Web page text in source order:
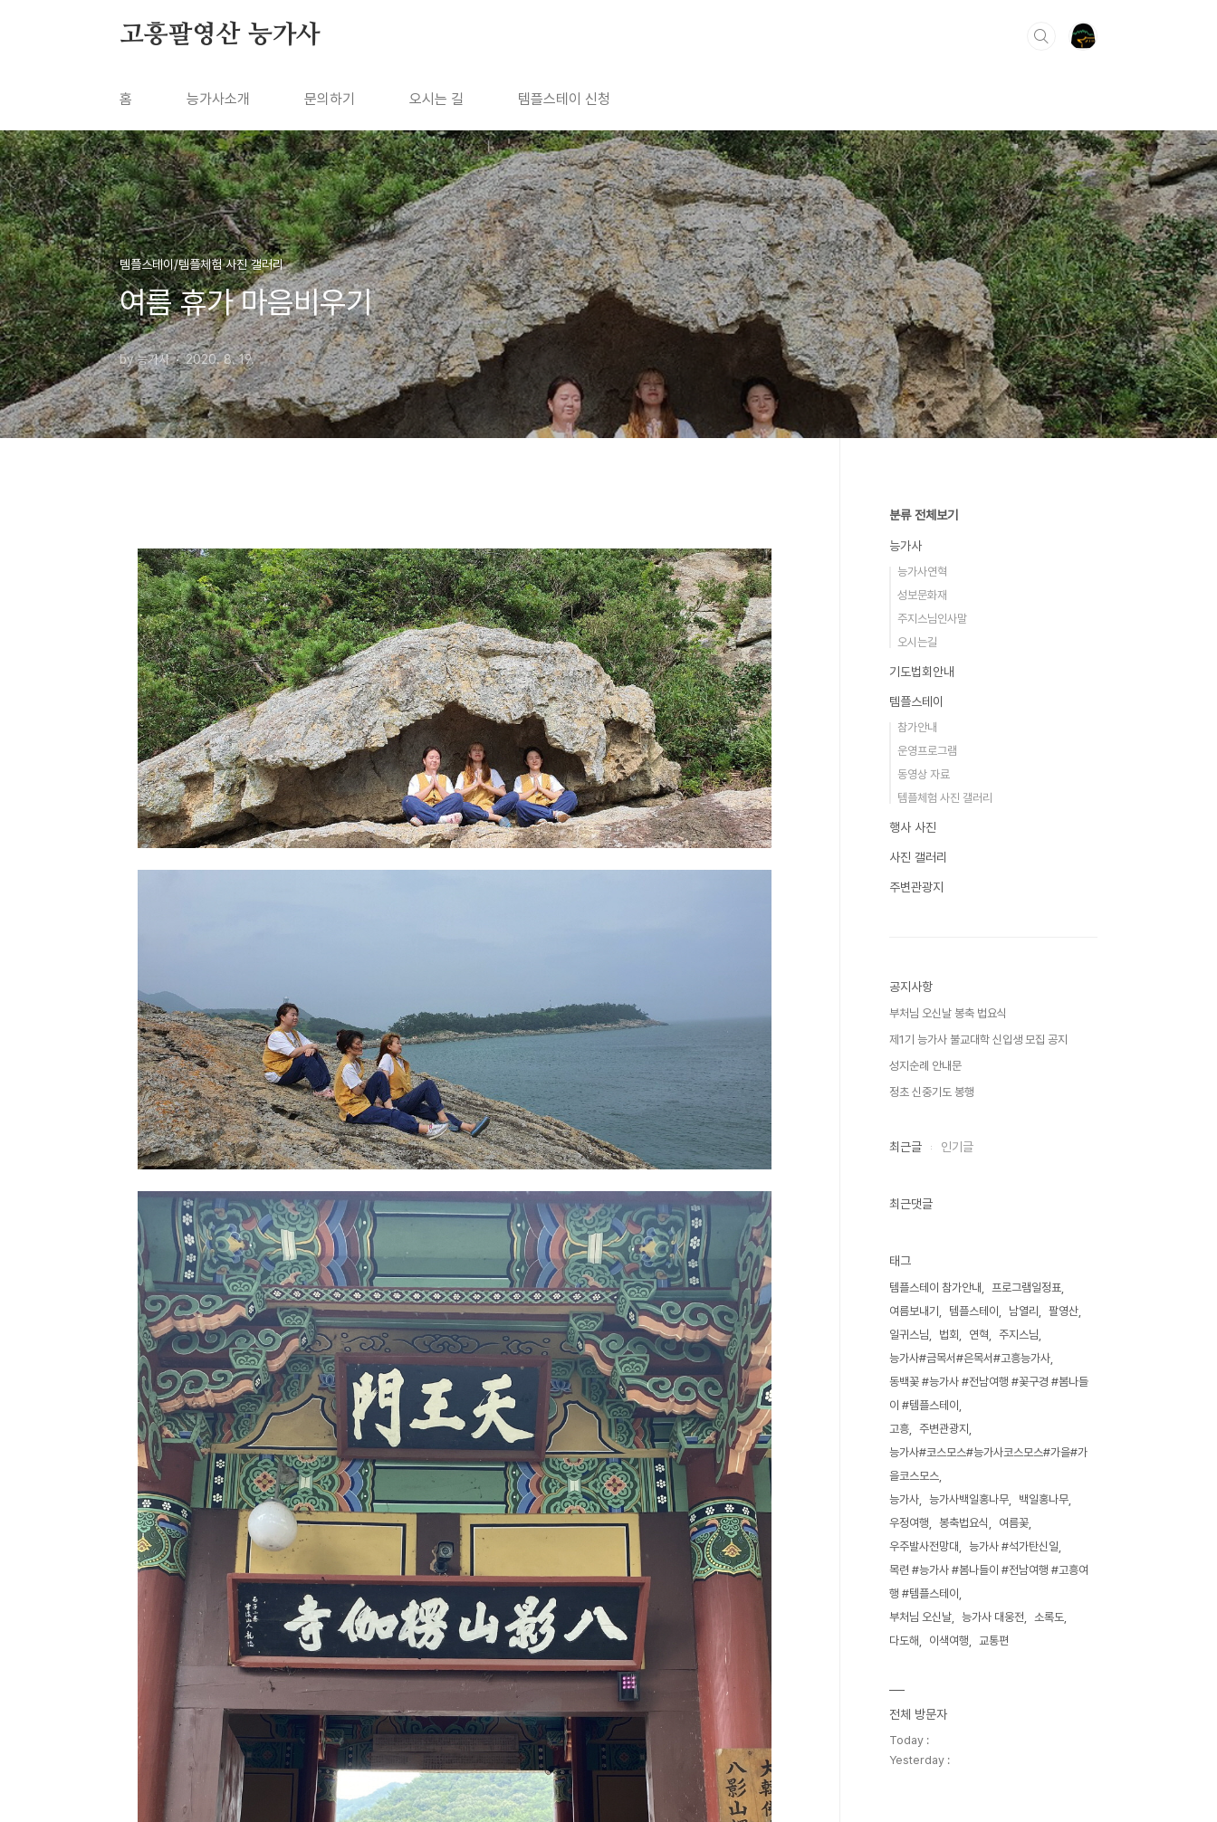
고흥팔영산 능가사
홈 능가사소개 문의하기 오시는 길 템플스테이 신청
템플스테이/템플체험 사진 갤러리
여름 휴가 마음비우기
by 능가사 2020. 8. 19.
분류 전체보기
능가사
능가사연혁
성보문화재
주지스님인사말
오시는길
기도법회안내
템플스테이
참가안내
운영프로그램
동영상 자료
템플체험 사진 갤러리
행사 사진
사진 갤러리
주변관광지
공지사항
부처님 오신날 봉축 법요식
제1기 능가사 불교대학 신입생 모집 공지
성지순례 안내문
정초 신중기도 봉행
최근글 인기글
최근댓글
태그
템플스테이 참가안내
프로그램일정표
여름보내기
템플스테이 남열리
팔영산
일귀스님
법회 연혁
주지스님
능가사#금목서#은목서#고흥능가사
동백꽃 #능가사 #전남여행 #꽃구경 #봄나들
이 #템플스테이
고흥
주변관광지
능가사#코스모스#능가사코스모스#가을#가
을코스모스
능가사
능가사백일홍나무
백일홍나무
우정여행
봉축법요식
여름꽃
우주발사전망대
능가사 #석가탄신일
목련 #능가사 #봄나들이 #전남여행 #고흥여
행 #템플스테이
부처님 오신날
능가사 대웅전
소록도
다도해
이색여행 교통편
전체 방문자
Today :
Yesterday :